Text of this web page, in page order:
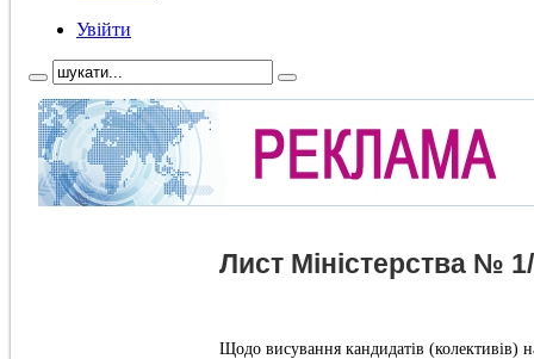
Увійти
Лист Міністерства №
Щодо висування кандидатів (колективів)